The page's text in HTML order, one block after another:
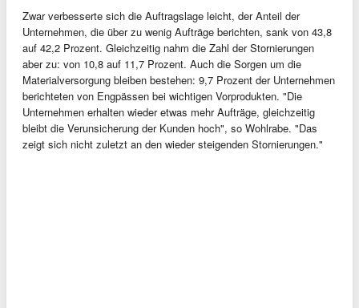
Zwar verbesserte sich die Auftragslage leicht, der Anteil der
Unternehmen, die über zu wenig Aufträge berichten, sank von 43,8
auf 42,2 Prozent. Gleichzeitig nahm die Zahl der Stornierungen
aber zu: von 10,8 auf 11,7 Prozent. Auch die Sorgen um die
Materialversorgung bleiben bestehen: 9,7 Prozent der Unternehmen
berichteten von Engpässen bei wichtigen Vorprodukten. "Die
Unternehmen erhalten wieder etwas mehr Aufträge, gleichzeitig
bleibt die Verunsicherung der Kunden hoch", so Wohlrabe. "Das
zeigt sich nicht zuletzt an den wieder steigenden Stornierungen."